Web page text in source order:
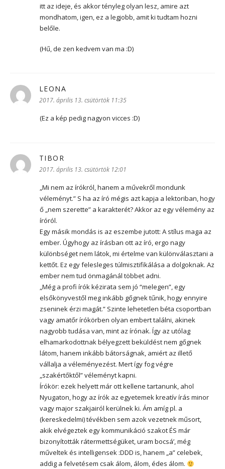
itt az ideje, és akkor tényleg olyan lesz, amire azt
mondhatom, igen, ez a legjobb, amit ki tudtam hozni
belőle.
(Hű, de zen kedvem van ma :D)
LEONA
2017. április 13. csütörtök 11:35
(Ez a kép pedig nagyon vicces :D)
TIBOR
2017. április 13. csütörtök 12:01
„Mi nem az írókról, hanem a művekről mondunk
véleményt.” S ha az író mégis azt kapja a lektoriban, hogy
ő „nem szerette” a karakterét? Akkor az egy vélemény az
íróról.
Egy másik mondás is az eszembe jutott: A stílus maga az
ember. Úgyhogy az írásban ott az író, ergo nagy
különbséget nem látok, mi értelme van különválasztani a
kettőt. Ez egy felesleges túlmisztifikálása a dolgoknak. Az
ember nem tud önmagánál többet adni.
„Még a profi írók kézirata sem jó “melegen”, egy
elsőkönyvestől meg inkább gőgnek tűnik, hogy ennyire
zseninek érzi magát.” Szinte lehetetlen béta csoportban
vagy amatőr írókörben olyan embert találni, akinek
nagyobb tudása van, mint az írónak. Így az utólag
elhamarkodottnak bélyegzett beküldést nem gőgnek
látom, hanem inkább bátorságnak, amiért az illető
vállalja a véleményezést. Mert így fog végre
„szakértőktől” véleményt kapni.
Írókör: ezek helyett már ott kellene tartanunk, ahol
Nyugaton, hogy az írók az egyetemek kreatív írás minor
vagy major szakjairól kerülnek ki. Ám amíg pl. a
(kereskedelmi) tévékben sem azok vezetnek műsort,
akik elvégeztek egy kommunikáció szakot ÉS már
bizonyították rátermettségüket, uram bocsá’, még
műveltek és intelligensek :DDD is, hanem „a” celebek,
addig a felvetésem csak álom, álom, édes álom.